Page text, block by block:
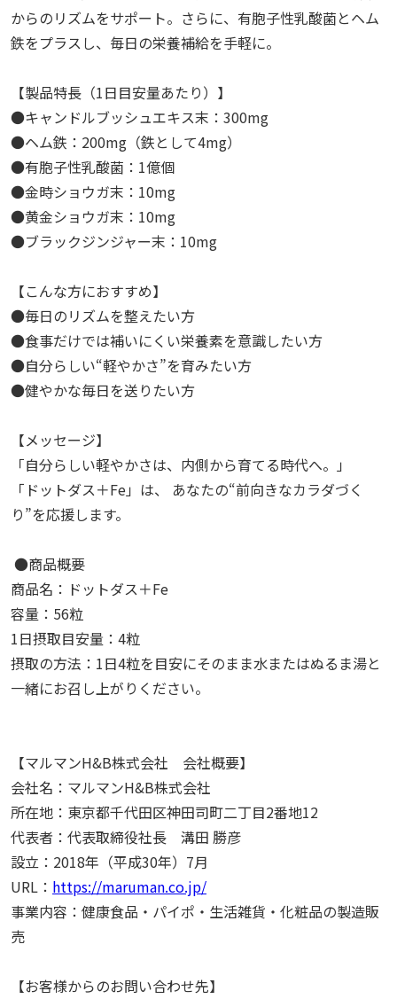
からのリズムをサポート。さらに、有胞子性乳酸菌とヘム
鉄をプラスし、毎日の栄養補給を手軽に。
【製品特長（1日目安量あたり）】
●キャンドルブッシュエキス末：300mg
●ヘム鉄：200mg（鉄として4mg）
●有胞子性乳酸菌：1億個
●金時ショウガ末：10mg
●黄金ショウガ末：10mg
●ブラックジンジャー末：10mg
【こんな方におすすめ】
●毎日のリズムを整えたい方
●食事だけでは補いにくい栄養素を意識したい方
●自分らしい“軽やかさ”を育みたい方
●健やかな毎日を送りたい方
【メッセージ】
「自分らしい軽やかさは、内側から育てる時代へ。」
「ドットダス＋Fe」は、 あなたの“前向きなカラダづく
り”を応援します。
●商品概要
商品名：ドットダス＋Fe
容量：56粒
1日摂取目安量：4粒
摂取の方法：1日4粒を目安にそのまま水またはぬるま湯と
一緒にお召し上がりください。
【マルマンH&B株式会社 会社概要】
会社名：マルマンH&B株式会社
所在地：東京都千代田区神田司町二丁目2番地12
代表者：代表取締役社長 溝田 勝彦
設立：2018年（平成30年）7月
URL： https://maruman.co.jp/
事業内容：健康食品・パイポ・生活雑貨・化粧品の製造販
売
【お客様からのお問い合わせ先】